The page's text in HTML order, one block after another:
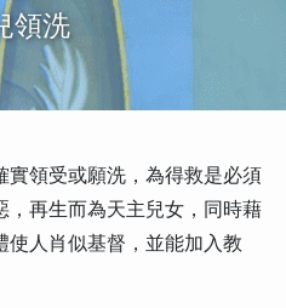
領洗
實領受或願洗，為得救是必須
，再生而為天主兒女，同時藉
使人肖似基督，並能加入教